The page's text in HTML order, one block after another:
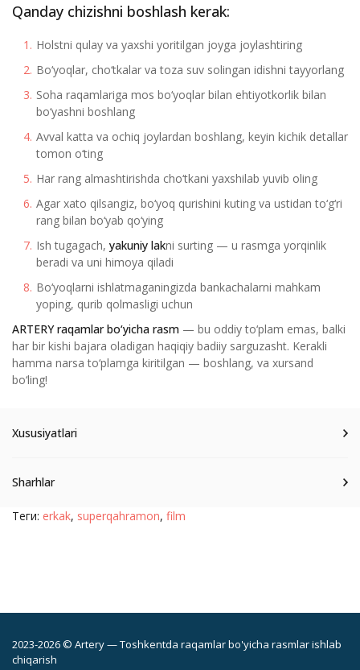
Qanday chizishni boshlash kerak:
Holstni qulay va yaxshi yoritilgan joyga joylashtiring
Bo‘yoqlar, cho‘tkalar va toza suv solingan idishni tayyorlang
Soha raqamlariga mos bo‘yoqlar bilan ehtiyotkorlik bilan
bo‘yashni boshlang
Avval katta va ochiq joylardan boshlang, keyin kichik detallar
tomon o‘ting
Har rang almashtirishda cho‘tkani yaxshilab yuvib oling
Agar xato qilsangiz, bo‘yoq qurishini kuting va ustidan to‘g‘ri
rang bilan bo‘yab qo‘ying
Ish tugagach, yakuniy lakni surting — u rasmga yorqinlik
beradi va uni himoya qiladi
Bo‘yoqlarni ishlatmaganingizda bankachalarni mahkam
yoping, qurib qolmasligi uchun
ARTERY raqamlar bo‘yicha rasm — bu oddiy to‘plam emas, balki
har bir kishi bajara oladigan haqiqiy badiiy sarguzasht. Kerakli
hamma narsa to‘plamga kiritilgan — boshlang, va xursand
bo‘ling!
Xususiyatlari
Sharhlar
Теги: erkak, superqahramon, film
2023-2026 © Artery — Toshkentda raqamlar bo'yicha rasmlar ishlab
chiqarish